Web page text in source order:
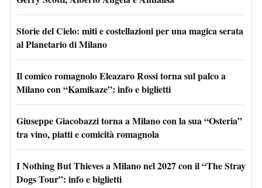
Storie del Cielo: miti e costellazioni per una magica serata
al Planetario di Milano
Il comico romagnolo Eleazaro Rossi torna sul palco a
Milano con “Kamikaze”: info e biglietti
Giuseppe Giacobazzi torna a Milano con la sua “Osteria”
tra vino, piatti e comicità romagnola
I Nothing But Thieves a Milano nel 2027 con il “The Stray
Dogs Tour”: info e biglietti